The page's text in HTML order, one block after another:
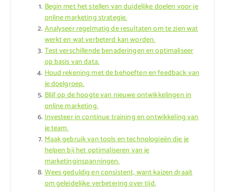
Begin met het stellen van duidelijke doelen voor je
online marketing strategie.
Analyseer regelmatig de resultaten om te zien wat
werkt en wat verbeterd kan worden.
Test verschillende benaderingen en optimaliseer
op basis van data.
Houd rekening met de behoeften en feedback van
je doelgroep.
Blijf op de hoogte van nieuwe ontwikkelingen in
online marketing.
Investeer in continue training en ontwikkeling van
je team.
Maak gebruik van tools en technologieën die je
helpen bij het optimaliseren van je
marketinginspanningen.
Wees geduldig en consistent, want kaizen draait
om geleidelijke verbetering over tijd.